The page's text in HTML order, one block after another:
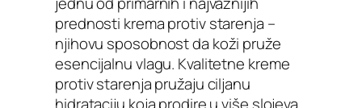
prednosti krema protiv starenja –
njihovu sposobnost da koži pruže
esencijalnu vlagu. Kvalitetne kreme
protiv starenja pružaju ciljanu